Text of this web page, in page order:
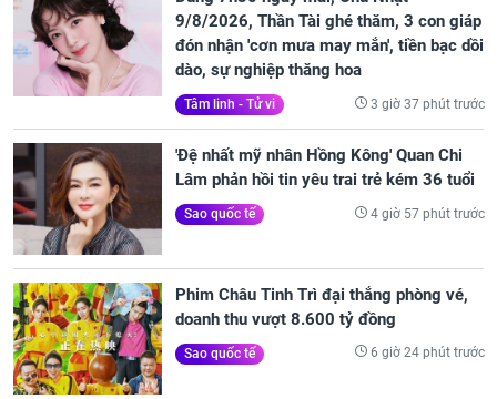
9/8/2026, Thần Tài ghé thăm, 3 con giáp
đón nhận 'cơn mưa may mắn', tiền bạc dồi
dào, sự nghiệp thăng hoa
Tâm linh - Tử vi 3 giờ 37 phút trước
'Đệ nhất mỹ nhân Hồng Kông' Quan Chi
Lâm phản hồi tin yêu trai trẻ kém 36 tuổi
Sao quốc tế 4 giờ 57 phút trước
Phim Châu Tinh Trì đại thắng phòng vé,
doanh thu vượt 8.600 tỷ đồng
Sao quốc tế 6 giờ 24 phút trước